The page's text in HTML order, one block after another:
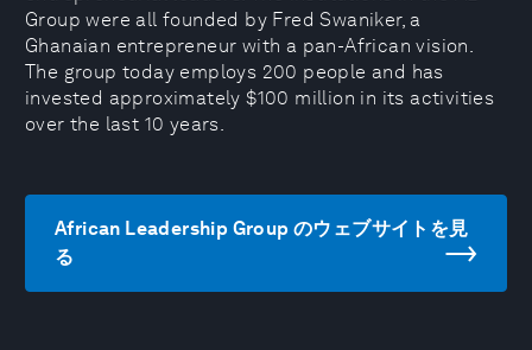
Group were all founded by Fred Swaniker, a
Ghanaian entrepreneur with a pan-African vision.
The group today employs 200 people and has
invested approximately $100 million in its activities
over the last 10 years.
African Leadership Group のウェブサイトを見
る